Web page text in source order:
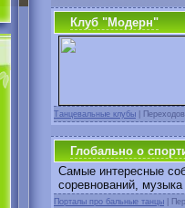
Клуб "Модерн"
Танцевальные клубы |
Глобально о
Самые интересные
соревнований,
Порталы про бальные танцы |